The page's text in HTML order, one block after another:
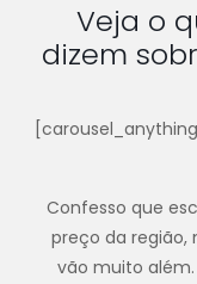
Veja o
dizem
Confesso que
preço da região,
vão muito